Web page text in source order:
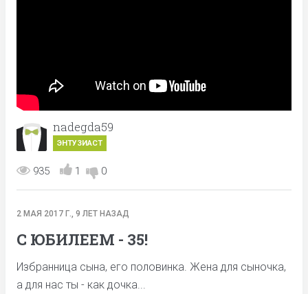
nadegda59
ЭНТУЗИАСТ
935 1 0
2 МАЯ 2017 Г., 9 ЛЕТ НАЗАД
С ЮБИЛЕЕМ - 35!
Избранница сына, его половинка. Жена для сыночка,
а для нас ты - как дочка...